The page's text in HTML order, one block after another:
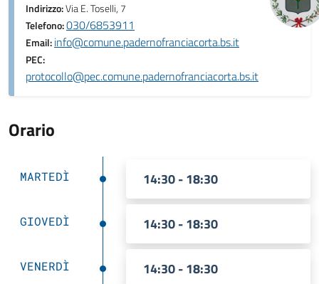
Indirizzo:Via E. Toselli, 7
Telefono:030/6853911
Email:info@comune.padernofranciacorta.bs.it
PEC:
protocollo@pec.comune.padernofranciacorta.bs.it
Orario
MARTEDÌ 14:30 - 18:30
GIOVEDÌ 14:30 - 18:30
VENERDÌ 14:30 - 18:30